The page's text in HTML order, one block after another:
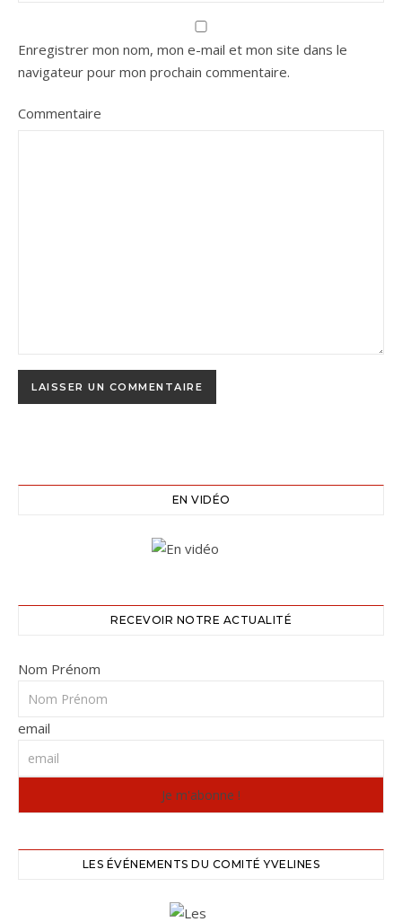
Enregistrer mon nom, mon e-mail et mon site dans le
navigateur pour mon prochain commentaire.
Commentaire
EN VIDÉO
RECEVOIR NOTRE ACTUALITÉ
Nom Prénom
email
LES ÉVÉNEMENTS DU COMITÉ YVELINES